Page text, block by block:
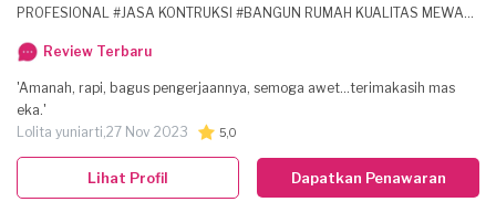
PROFESIONAL #JASA KONTRUKSI #BANGUN RUMAH KUALITAS MEWAH
RENANG #BANGUN KOLAM IKAN #BANGUN TAMAN #INTERIOR RUMAH
VISI_ menjadikan penyedia jasa yang berkelas & berkualitas . MISI_
mengedepankan kepuasan agar sesalu mendapatkan prioritas dari hati
para costumer/pelanggan . memberikan kepercayaan berdasarkan
kinerja yang baik dan harga yang kompetitif . BIDANG PEKERJAAN YG
SIAP KAMI TANGANI , antara lain *Bangun baru/renovasi rumah , ruko ,
kosan/kontrakan , gudang , kolamrenang , taman , apartemen , kantor dll
Review Terbaru
'Amanah, rapi, bagus pengerjaannya, semoga awet...terimakasih mas
eka.'
Lolita yuniarti,27 Nov 2023 5,0
Dapatkan Penawaran
Lihat Profil